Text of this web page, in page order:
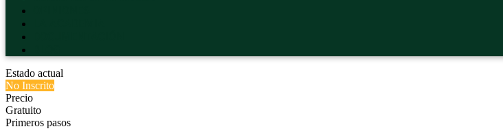
Estado actual
No Inscrito
Precio
Gratuito
Primeros pasos